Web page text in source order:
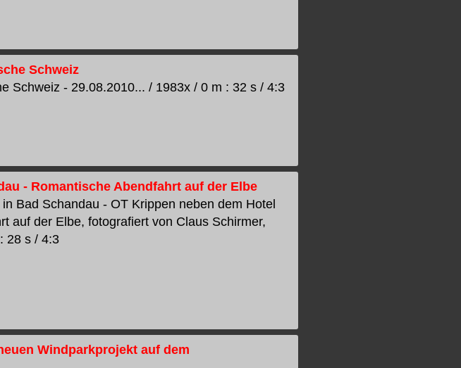
Schweiz
Schweiz - 29.08.2010... / 1983x / 0 m : 32 s / 4:3
- Romantische Abendfahrt auf der Elbe
Bad Schandau - OT Krippen neben dem Hotel
auf der Elbe, fotografiert von Claus Schirmer,
28 s / 4:3
Windparkprojekt auf dem